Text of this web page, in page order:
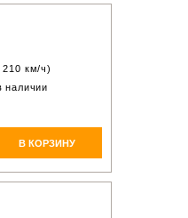
210 км/ч)
наличии
В КОРЗИНУ